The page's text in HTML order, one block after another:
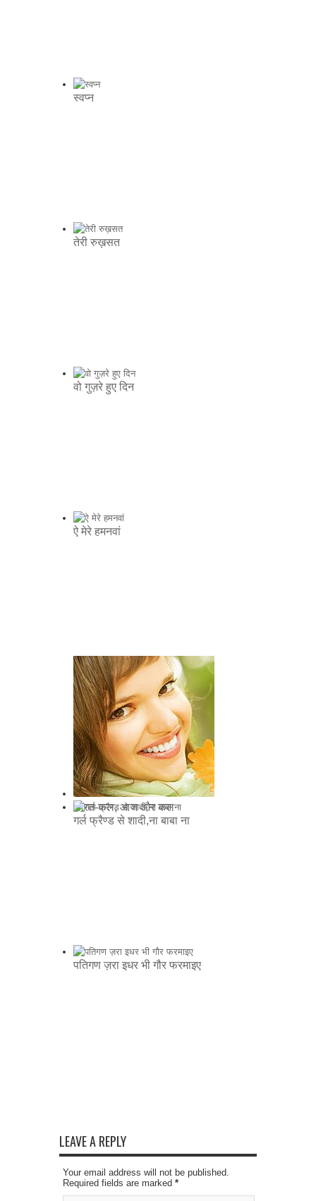
स्वप्न
तेरी रुख़सत
वो गुज़रे हुए दिन
ऐ मेरे हमनवां
औरत-कल, आज और कल
गर्ल फ्रैण्ड से शादी,ना बाबा ना
पतिगण ज़रा इधर भी गौर फरमाइए
LEAVE A REPLY
Your email address will not be published.
Required fields are marked *